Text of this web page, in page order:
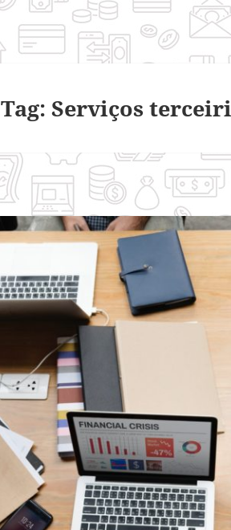
Tag:Serviços